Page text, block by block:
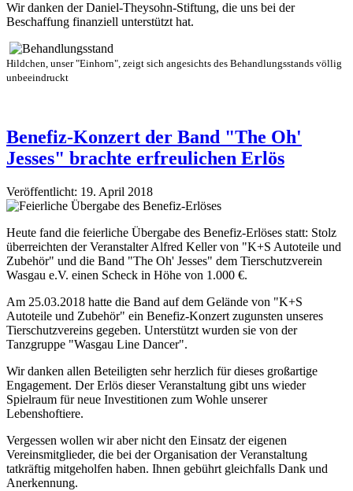
Wir danken der Daniel-Theysohn-Stiftung, die uns bei der
Beschaffung finanziell unterstützt hat.
Hildchen, unser "Einhorn", zeigt sich angesichts des Behandlungsstands völlig
unbeeindruckt
Benefiz-Konzert der Band "The Oh'
Jesses" brachte erfreulichen Erlös
Veröffentlicht: 19. April 2018
Heute fand die feierliche Übergabe des Benefiz-Erlöses statt: Stolz
überreichten der Veranstalter Alfred Keller von "K+S Autoteile und
Zubehör" und die Band "The Oh' Jesses" dem Tierschutzverein
Wasgau e.V. einen Scheck in Höhe von 1.000 €.
Am 25.03.2018 hatte die Band auf dem Gelände von "K+S
Autoteile und Zubehör" ein Benefiz-Konzert zugunsten unseres
Tierschutzvereins gegeben. Unterstützt wurden sie von der
Tanzgruppe "Wasgau Line Dancer".
Wir danken allen Beteiligten sehr herzlich für dieses großartige
Engagement. Der Erlös dieser Veranstaltung gibt uns wieder
Spielraum für neue Investitionen zum Wohle unserer
Lebenshoftiere.
Vergessen wollen wir aber nicht den Einsatz der eigenen
Vereinsmitglieder, die bei der Organisation der Veranstaltung
tatkräftig mitgeholfen haben. Ihnen gebührt gleichfalls Dank und
Anerkennung.